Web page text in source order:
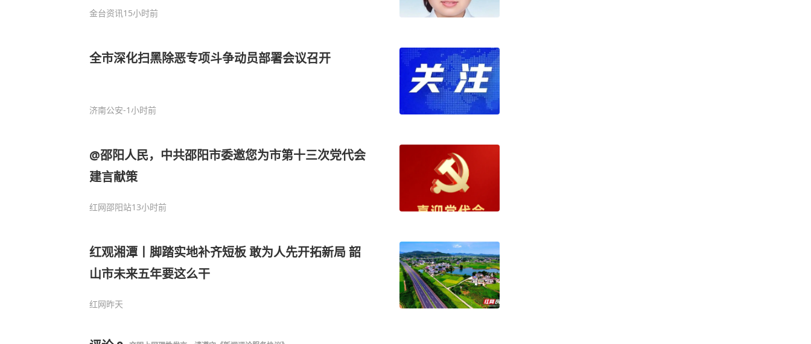
金台资讯15小时前
全市深化扫黑除恶专项斗争动员部署会议召开
济南公安-1小时前
@邵阳人民，中共邵阳市委邀您为市第十三次党代会
建言献策
红网邵阳站13小时前
红观湘潭丨脚踏实地补齐短板 敢为人先开拓新局 韶
山市未来五年要这么干
红网昨天